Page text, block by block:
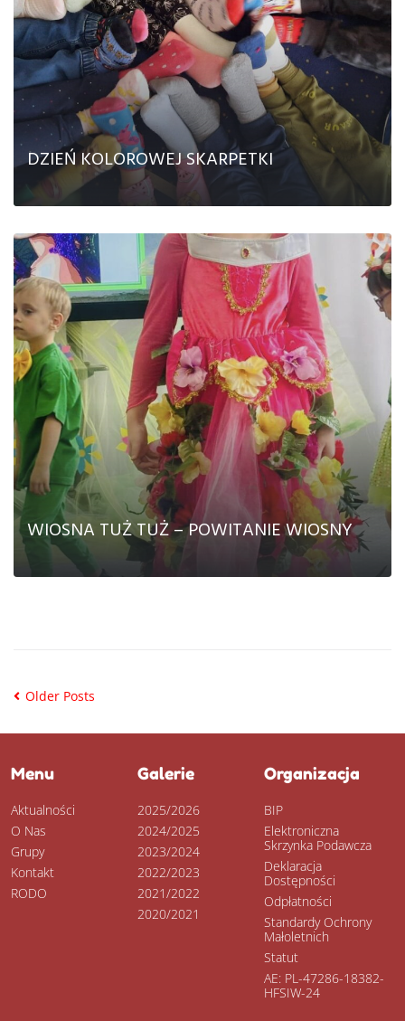
DZIEŃ KOLOROWEJ SKARPETKI
CZYTAJ DALEJ
WIOSNA TUŻ TUŻ – POWITANIE WIOSNY
CZYTAJ DALEJ
Older Posts
Menu
Aktualności
O Nas
Grupy
Kontakt
RODO
Galerie
2025/2026
2024/2025
2023/2024
2022/2023
2021/2022
2020/2021
Organizacja
BIP
Elektroniczna
Skrzynka Podawcza
Deklaracja
Dostępności
Odpłatności
Standardy Ochrony
Małoletnich
Statut
AE: PL-47286-18382-
HFSIW-24